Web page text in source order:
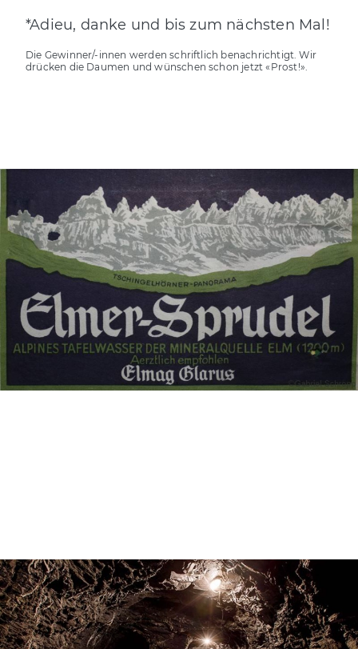
*Adieu, danke und bis zum nächsten Mal!
Die Gewinner/-innen werden schriftlich benachrichtigt. Wir
drücken die Daumen und wünschen schon jetzt «Prost!».